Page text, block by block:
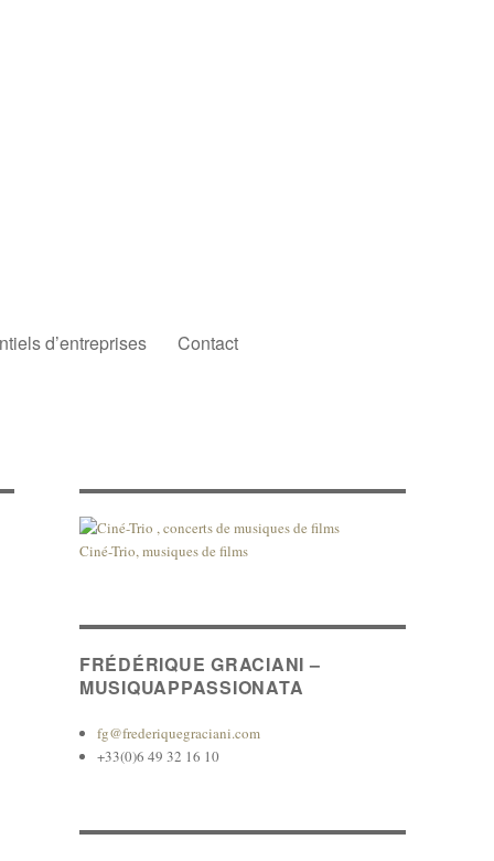
d’entreprises Contact
Ciné-Trio, musiques de films
FRÉDÉRIQUE GRACIANI –
MUSIQUAPPASSIONATA
fg@frederiquegraciani.com
+33(0)6 49 32 16 10